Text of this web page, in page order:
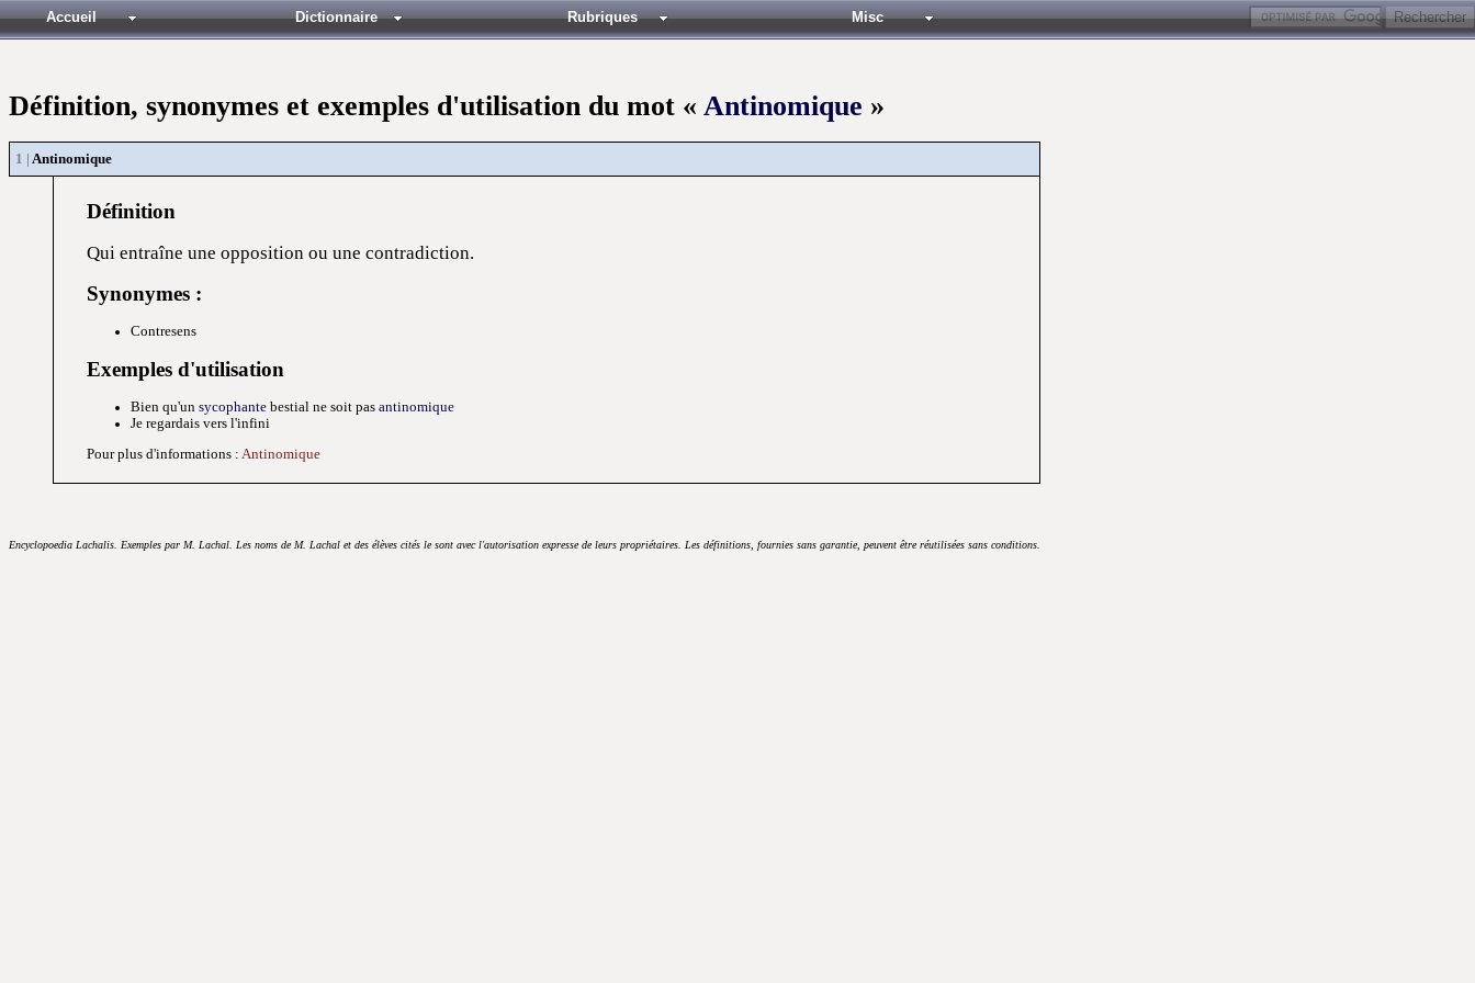
Accueil Dictionnaire Rubriques Misc
Définition, synonymes et exemples d'utilisation du mot « Antinomique »
Antinomique
Définition
Qui entraîne une opposition ou une contradiction.
Synonymes :
Contresens
Exemples d'utilisation
Bien qu'un sycophante bestial ne soit pas antinomique
Je regardais vers l'infini
Pour plus d'informations : Antinomique